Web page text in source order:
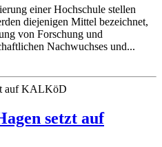
einer Hochschule stellen
diejenigen Mittel bezeichnet,
von Forschung und
Nachwuchses und...
setzt auf